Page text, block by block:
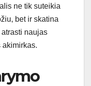
ne tik suteikia
bet ir skatina
naujas
akimirkas.